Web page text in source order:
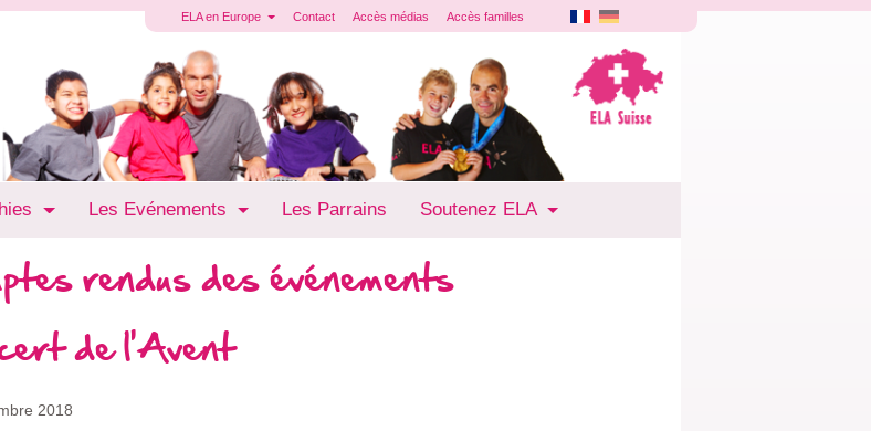
ELA en Europe Contact Accès médias Accès familles
Les Evénements Les Parrains Soutenez ELA
rendus des événements
de l'Avent
2018